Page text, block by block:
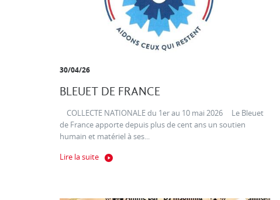
30/04/26
BLEUET DE FRANCE
COLLECTE NATIONALE du 1er au 10 mai 2026 Le Bleuet
de France apporte depuis plus de cent ans un soutien
humain et matériel à ses...
Lire la suite